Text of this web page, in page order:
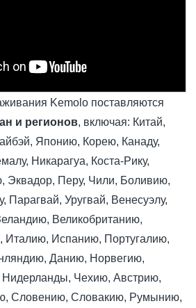
Kemolo поставляются
и регионов, включая: Китай,
Японию, Корею, Канаду,
Никарагуа, Коста-Рику,
Эквадор, Перу, Чили, Боливию,
Парагвай, Уругвай, Венесуэлу,
Великобританию,
Италию, Испанию, Португалию,
Данию, Норвегию,
Чехию, Австрию,
Словению, Словакию, Румынию,